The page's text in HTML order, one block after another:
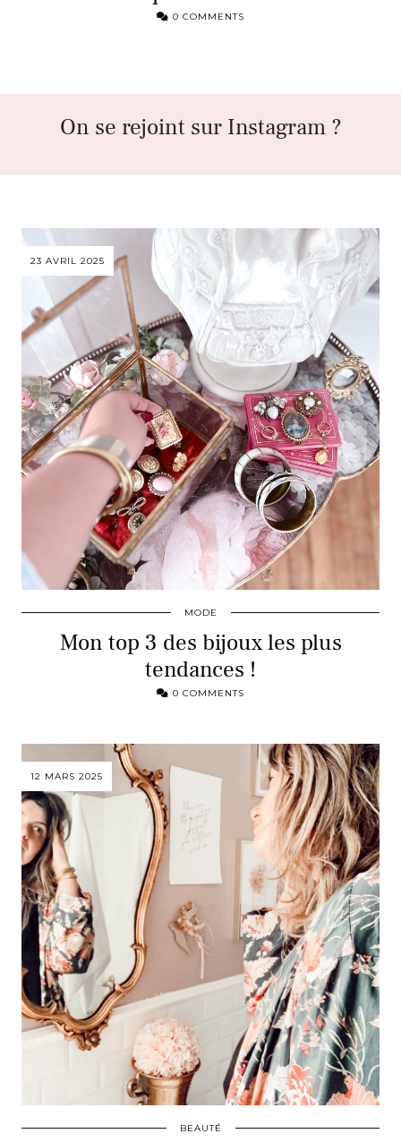
0 COMMENTS
On se rejoint sur Instagram ?
23 AVRIL 2025
MODE
Mon top 3 des bijoux les plus
tendances !
0 COMMENTS
12 MARS 2025
BEAUTÉ